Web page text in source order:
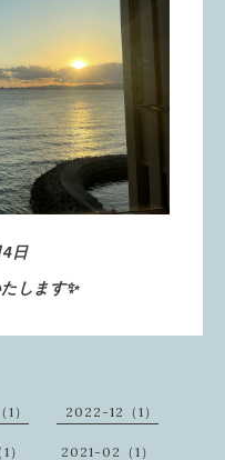
日
します✨
） 2022-12（1）
） 2021-02（1）